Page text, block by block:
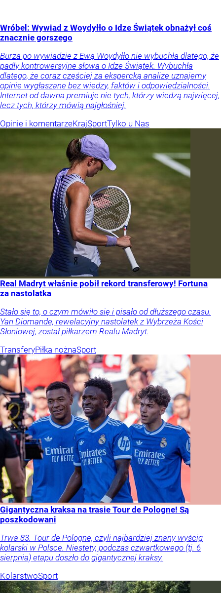
Wróbel: Wywiad z Woydyłło o Idze Świątek obnażył coś
znacznie gorszego
Burza po wywiadzie z Ewą Woydyłło nie wybuchła dlatego, że
padły kontrowersyjne słowa o Idze Świątek. Wybuchła
dlatego, że coraz częściej za ekspercką analizę uznajemy
opinie wygłaszane bez wiedzy, faktów i odpowiedzialności.
Internet od dawna premiuje nie tych, którzy wiedzą najwięcej,
lecz tych, którzy mówią najgłośniej.
Opinie i komentarzeKrajSportTylko u Nas
Real Madryt właśnie pobił rekord transferowy! Fortuna
za nastolatka
Stało się to, o czym mówiło się i pisało od dłuższego czasu.
Yan Diomande, rewelacyjny nastolatek z Wybrzeża Kości
Słoniowej, został piłkarzem Realu Madryt.
TransferyPiłka nożnaSport
Gigantyczna kraksa na trasie Tour de Pologne! Są
poszkodowani
Trwa 83. Tour de Pologne, czyli najbardziej znany wyścig
kolarski w Polsce. Niestety, podczas czwartkowego (tj. 6
sierpnia) etapu doszło do gigantycznej kraksy.
KolarstwoSport